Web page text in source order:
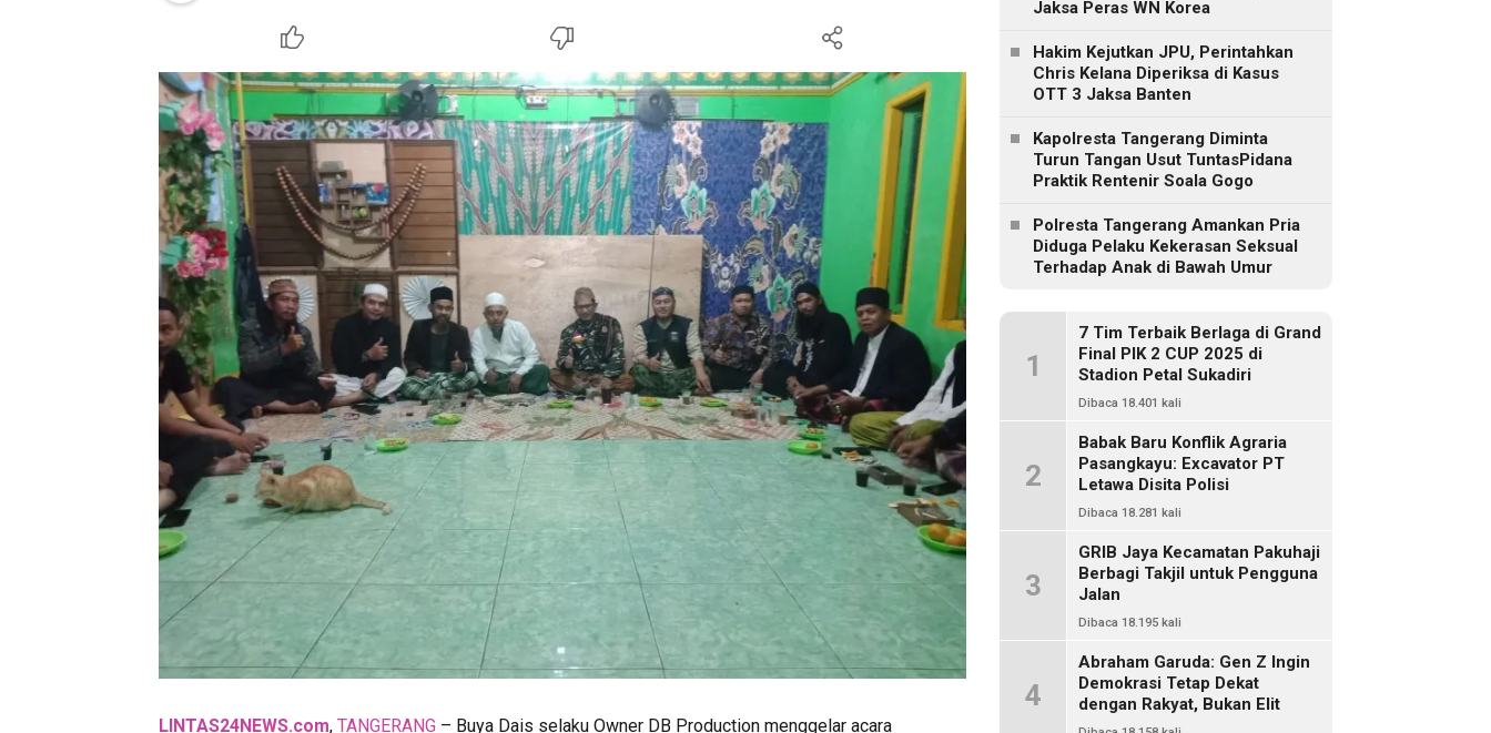
LINTAS24NEWS.com, TANGERANG – Buya Dais selaku Owner DB Production menggelar acara
Jaksa Peras WN Korea
Hakim Kejutkan JPU, Perintahkan
Chris Kelana Diperiksa di Kasus
OTT 3 Jaksa Banten
Kapolresta Tangerang Diminta
Turun Tangan Usut TuntasPidana
Praktik Rentenir Soala Gogo
Polresta Tangerang Amankan Pria
Diduga Pelaku Kekerasan Seksual
Terhadap Anak di Bawah Umur
1
7 Tim Terbaik Berlaga di Grand
Final PIK 2 CUP 2025 di
Stadion Petal Sukadiri
Dibaca 18.401 kali
2
Babak Baru Konflik Agraria
Pasangkayu: Excavator PT
Letawa Disita Polisi
Dibaca 18.281 kali
3
GRIB Jaya Kecamatan Pakuhaji
Berbagi Takjil untuk Pengguna
Jalan
Dibaca 18.195 kali
4
Abraham Garuda: Gen Z Ingin
Demokrasi Tetap Dekat
dengan Rakyat, Bukan Elit